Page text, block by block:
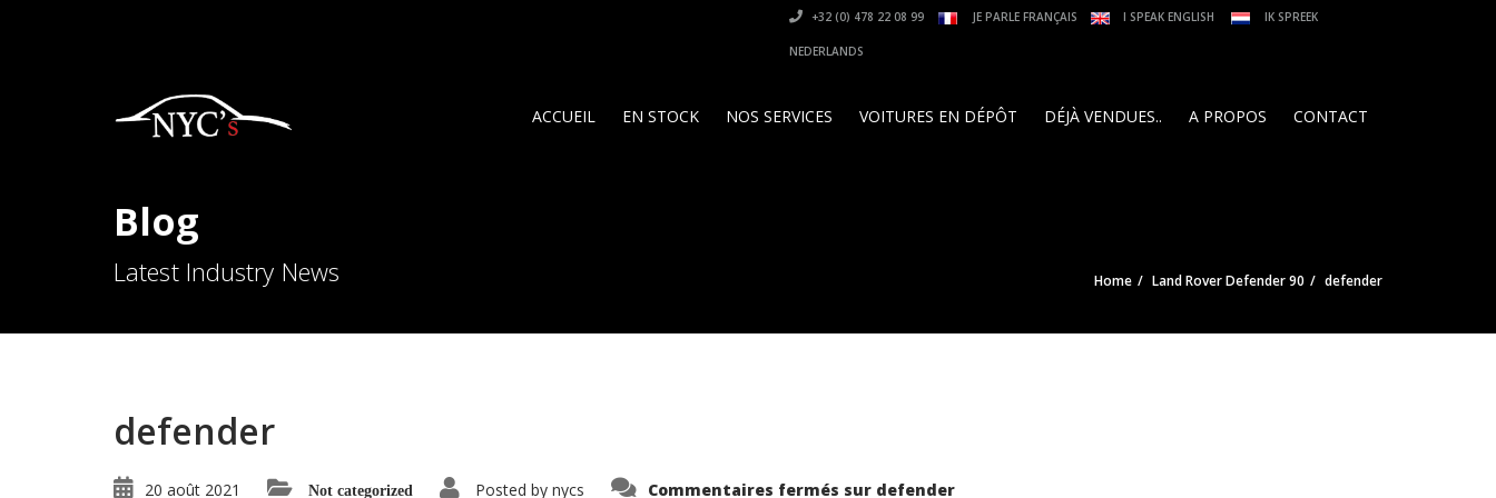
+32 (0) 478 22 08 99 JE PARLE FRANÇAIS I SPEAK ENGLISH IK SPREEK
NEDERLANDS
ACCUEIL EN STOCK NOS SERVICES VOITURES EN DÉPÔT DÉJÀ VENDUES.. A PROPOS CONTACT
Blog
Latest Industry News Home Land Rover Defender 90 defender
defender
20 août 2021 Not categorized Posted by nycs Commentaires fermés sur defender